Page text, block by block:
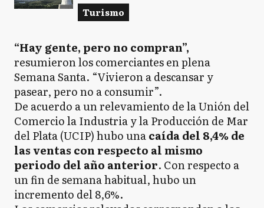
Turismo
“Hay gente, pero no compran”,
resumieron los comerciantes en plena
Semana Santa. “Vivieron a descansar y
pasear, pero no a consumir”.
De acuerdo a un relevamiento de la Unión del
Comercio la Industria y la Producción de Mar
del Plata (UCIP) hubo unacaída del 8,4% de
las ventas con respecto al mismo
periodo del año anterior. Con respecto a
un fin de semana habitual, hubo un
incremento del 8,6%.